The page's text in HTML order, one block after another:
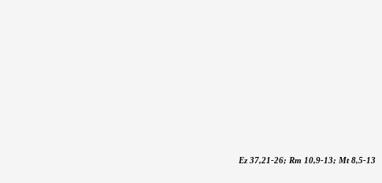
Ez 37,21-26; Rm 10,9-13; Mt 8,5-13